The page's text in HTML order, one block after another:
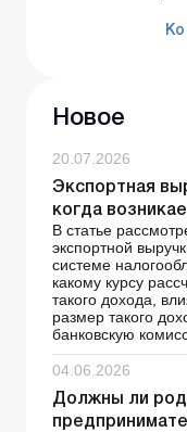
Новое
20.07.2026
Экспортная
когда
В статье
экспортной
системе
какому курсу
такого дохода,
размер такого
банковскую
04.06.2026
Должны ли